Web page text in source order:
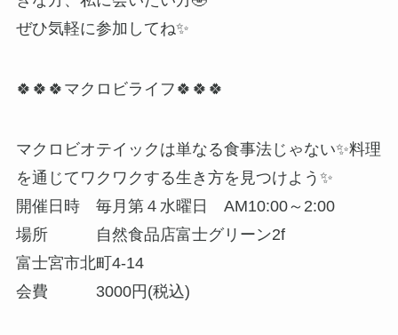
ぜひ気軽に参加してね✨
🍀 🍀 🍀 マクロビライフ 🍀 🍀 🍀
マクロビオテイックは単なる食事法じゃない✨料理
を通じてワクワクする生き方を見つけよう ✨
開催日時 毎月第４水曜日 AM10:00～2:00
場所 自然食品店富士グリーン2f
富士宮市北町4-14
会費 3000円(税込)